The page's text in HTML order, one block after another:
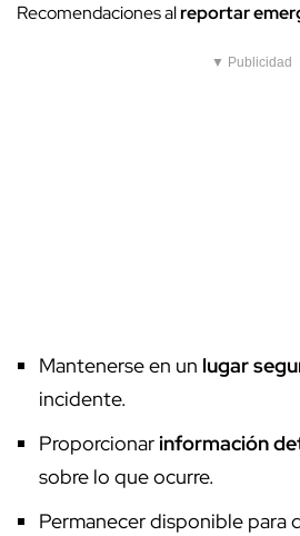
Recomendaciones alreportar
▼ Publicidad
Mantenerse en un lugar
incidente.
Proporcionarinformación
sobre lo que ocurre.
Permanecer disponible para